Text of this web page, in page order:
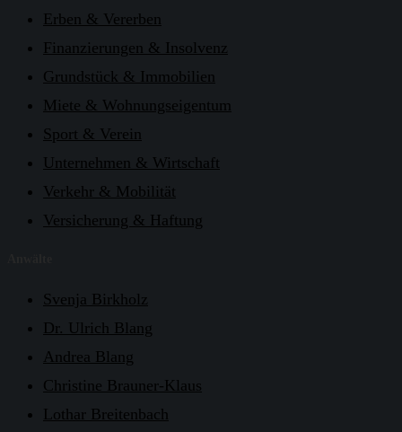
Erben & Vererben
Finanzierungen & Insolvenz
Grundstück & Immobilien
Miete & Wohnungseigentum
Sport & Verein
Unternehmen & Wirtschaft
Verkehr & Mobilität
Versicherung & Haftung
Svenja Birkholz
Dr. Ulrich Blang
Andrea Blang
Christine Brauner-Klaus
Lothar Breitenbach